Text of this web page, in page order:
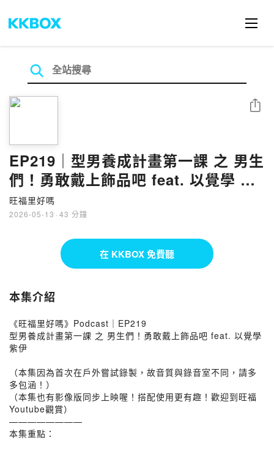
EP219｜型男養成計畫第一課 之 男生
們！勇敢戴上飾品吧 feat. 以覺學 紫
伊
旺福里好嗎
2026-05-13 · 43 分鐘
分享
在 KKBOX 免費聽
本集介紹
《旺福里好嗎》Podcast｜EP219
型男養成計畫第一課 之 男生們！勇敢戴上飾品吧 feat. 以覺學
紫伊
（本集因為首次在戶外嘗試錄製，故音質與錄音室不同，請多
多包涵！）
（本集也有影像版同步上映喔！搭配使用更有趣！歡迎到旺福
Youtube觀賞）
————————
本集重點：